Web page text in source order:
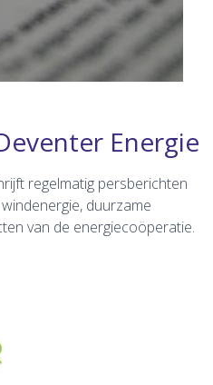
Energie
regelmatig persberichten
duurzame
van de energiecoöperatie.